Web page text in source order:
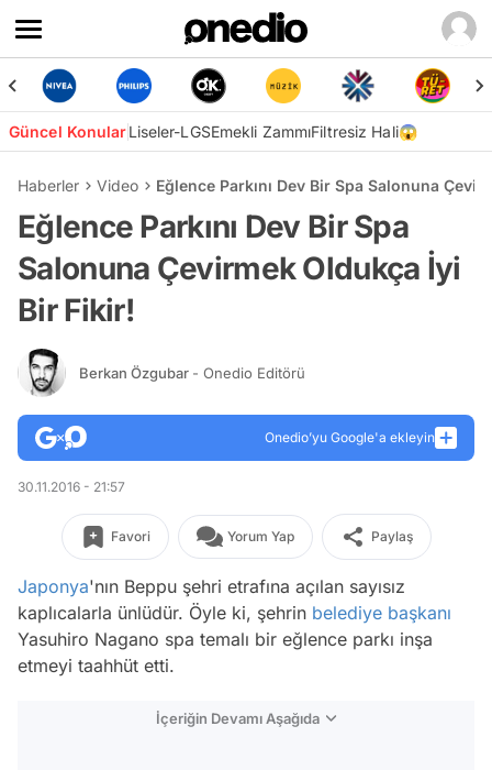
Güncel KonularLiseler-LGSEmekli ZammıFiltresiz Hali😱
Haberler Video Eğlence Parkını Dev Bir Spa Salonuna
Eğlence Parkını Dev Bir Spa
Salonuna Çevirmek Oldukça İyi
Bir Fikir!
Berkan Özgubar - Onedio Editörü
Onedio’yu Google'a ekleyin
30.11.2016 - 21:57
Favori Yorum Yap Paylaş
Japonya'nın Beppu şehri etrafına açılan sayısız
kaplıcalarla ünlüdür. Öyle ki, şehrin belediye başkanı
Yasuhiro Nagano spa temalı bir eğlence parkı inşa
etmeyi taahhüt etti.
İçeriğin Devamı Aşağıda